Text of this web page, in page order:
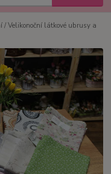
/ Velikonoční látkové ubrusy a